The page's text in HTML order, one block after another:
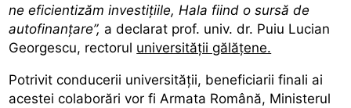
ne eficientizăm investițiile, Hala fiind o sursă de
autofinanțare”, a declarat prof. univ. dr. Puiu Lucian
Georgescu, rectorul universității gălățene.
Potrivit conducerii universității, beneficiarii finali ai
acestei colaborări vor fi Armata Română, Ministerul